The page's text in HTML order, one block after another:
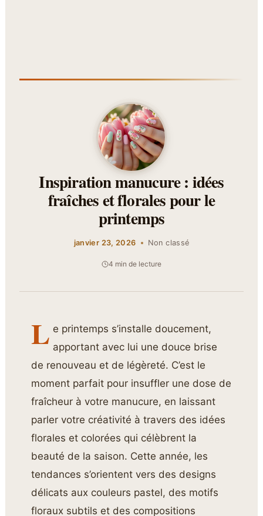
Inspiration manucure : idées
fraîches et florales pour le
printemps
janvier 23, 2026 Non classé
4 min de lecture
L e printemps s’installe doucement,
apportant avec lui une douce brise
de renouveau et de légèreté. C’est le
moment parfait pour insuffler une dose de
fraîcheur à votre manucure, en laissant
parler votre créativité à travers des idées
florales et colorées qui célèbrent la
beauté de la saison. Cette année, les
tendances s’orientent vers des designs
délicats aux couleurs pastel, des motifs
floraux subtils et des compositions